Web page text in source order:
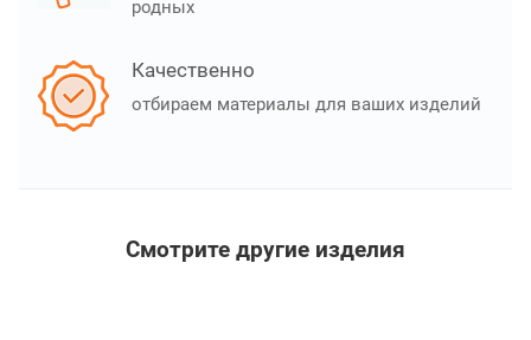
родных
Качественно
отбираем материалы для ваших изделий
Смотрите другие изделия